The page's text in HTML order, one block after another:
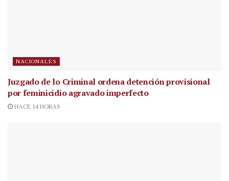
NACIONALES
Juzgado de lo Criminal ordena detención provisional
por feminicidio agravado imperfecto
HACE 14 HORAS